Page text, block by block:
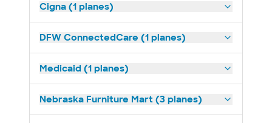
Cigna (1 planes)
DFW ConnectedCare (1 planes)
Medicaid (1 planes)
Nebraska Furniture Mart (3 planes)